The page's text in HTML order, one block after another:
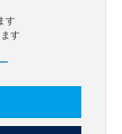
す
す